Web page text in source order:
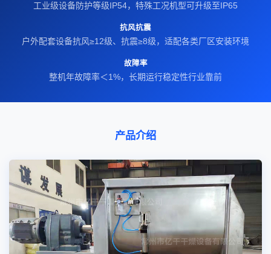
工业级设备防护等级IP54，特殊工况机型可升级至IP65
抗风抗震
户外配套设备抗风≥12级、抗震≥8级，适配各类厂区安装环境
故障率
整机年故障率＜1%，长期运行稳定性行业靠前
产品介绍